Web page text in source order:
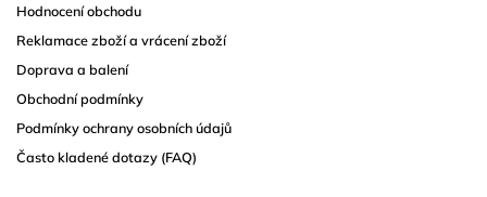
Hodnocení obchodu
Reklamace zboží a vrácení zboží
Doprava a balení
Obchodní podmínky
Podmínky ochrany osobních údajů
Často kladené dotazy (FAQ)